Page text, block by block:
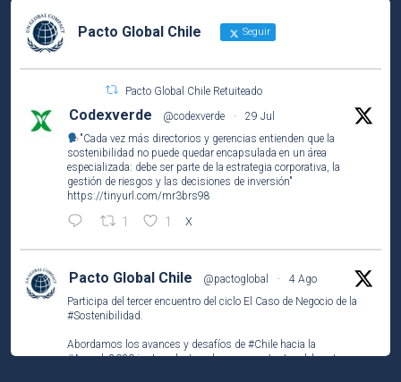
Pacto Global Chile Seguir
Pacto Global Chile Retuiteado
Codexverde @codexverde ·
29 Jul
"Cada vez más directorios y gerencias entienden que la
sostenibilidad no puede quedar encapsulada en un área
especializada: debe ser parte de la estrategia corporativa, la
gestión de riesgos y las decisiones de inversión"
https://tinyurl.com/mr3brs98
1 1 X
Pacto Global Chile @pactoglobal ·
4 Ago
Participa del tercer encuentro del ciclo El Caso de Negocio de la
#Sostenibilidad
Abordamos los avances y desafíos de #Chile hacia la
#Agenda2030junto a destacados representantes del sector